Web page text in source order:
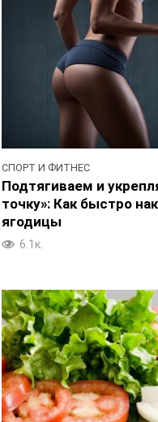
СПОРТ И ФИТНЕС
Подтягиваем и
точку»: Как быстро
ягодицы
6.1к.